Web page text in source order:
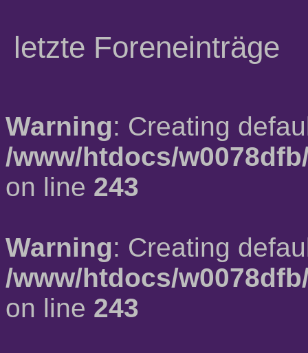
letzte Foreneinträge
Warning: Creating
/www/htdocs/
on line 243
Warning: Creating
/www/htdocs/
on line 243